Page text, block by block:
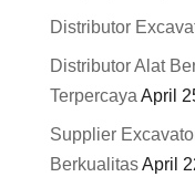
Distributor
Distributor Alat
Terpercaya April
Supplier
BerkualitasApril